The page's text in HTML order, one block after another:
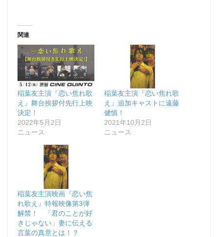
関連
稲葉友主演『恋い焦れ歌
え』舞台挨拶付先行上映
決定！
2022年5月2日
ニュース
稲葉友主演『恋い焦れ歌
え』追加キャストに遠藤
健慎！
2021年10月2日
ニュース
稲葉友主演映画『恋い焦
れ歌え』特報映像第3弾
解禁！ 「君のことが好
きじゃない」妻に伝える
言葉の真意とは！？